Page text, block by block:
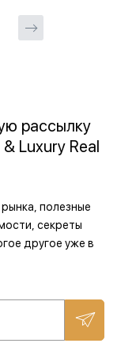
рассылку
Luxury Real
полезные
секреты
другое уже в